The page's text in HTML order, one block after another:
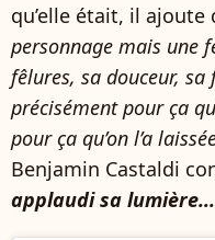
qu’elle était, il ajoute
personnage mais une
fêlures, sa douceur, sa
précisément pour ça
pour ça qu’on l’a
Benjamin Castaldi
applaudi sa